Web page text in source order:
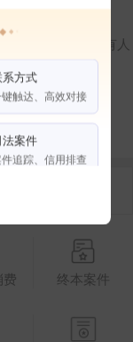
1
作为受益所有人
2
费 终本案件
系方式
键触达、高效对接
法案件
件追踪、信用排查
SVIP会员